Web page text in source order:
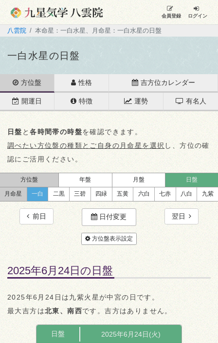
会員登録 ログイン
八雲院 本命星：一白水星、月命星：一白水星の日盤
一白水星の日盤
方位盤 性格 吉方位カレンダー
開運日 特徴 運勢 有名人
日盤 と各時間帯の時盤を確認できます。
調べたい方位盤の種類とご自身の月命星を選択 し、方位の確
認にご活用ください。
方位盤 年盤 月盤 日盤
月命星 一白 二黒 三碧 四緑 五黄 六白 七赤 八白 九紫
前日 日付変更 翌日
方位盤表示設定
2025年6月24日の日盤
2025年6月24日は九紫火星が中宮の日です。
最大吉方は北東、南西です。吉方はありません。
日盤 2025年6月24日(火)